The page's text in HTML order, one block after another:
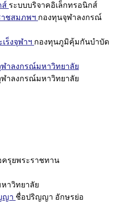
ส์ ระบบบริจาคอิเล็กทรอนิกส์
ชสมภพฯ กองทุนจุฬาลงกรณ์
ร็งจุฬาฯ กองทุนภูมิคุ้มกันบำบัด
ฬาลงกรณ์มหาวิทยาลัย
ฬาลงกรณ์มหาวิทยาลัย
ครุยพระราชทาน
หาวิทยาลัย
ญา ชื่อปริญญา อักษรย่อ